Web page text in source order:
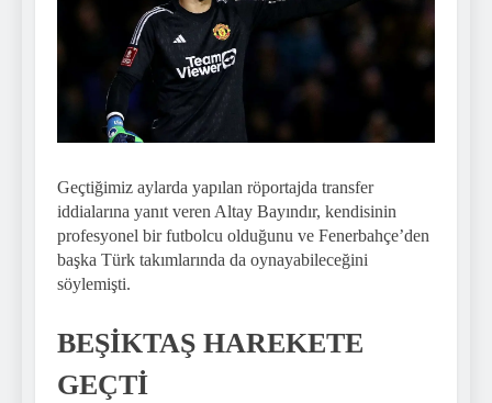
Geçtiğimiz aylarda yapılan röportajda transfer
iddialarına yanıt veren Altay Bayındır, kendisinin
profesyonel bir futbolcu olduğunu ve Fenerbahçe’den
başka Türk takımlarında da oynayabileceğini
söylemişti.
BEŞİKTAŞ HAREKETE
GEÇTİ